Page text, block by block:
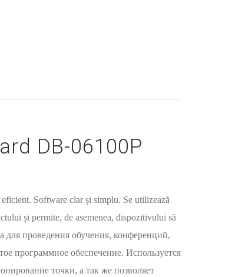
DB-06100P
Software clar și simplu. Se utilizează
și permite, de asemenea, dispozitivului să
для проведения обучения, конференций,
программное обеспечение. Используется
точки, а так же позволяет